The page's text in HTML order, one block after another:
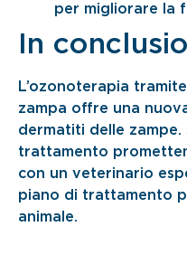
per migliorare la
In
L’ozonoterapia
zampa offre una
dermatiti delle zampe.
trattamento
con un veterinario
piano di trattamento
animale.